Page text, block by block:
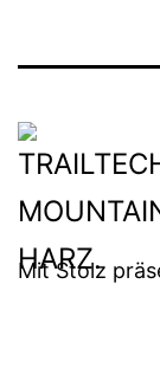
Mit Stolz